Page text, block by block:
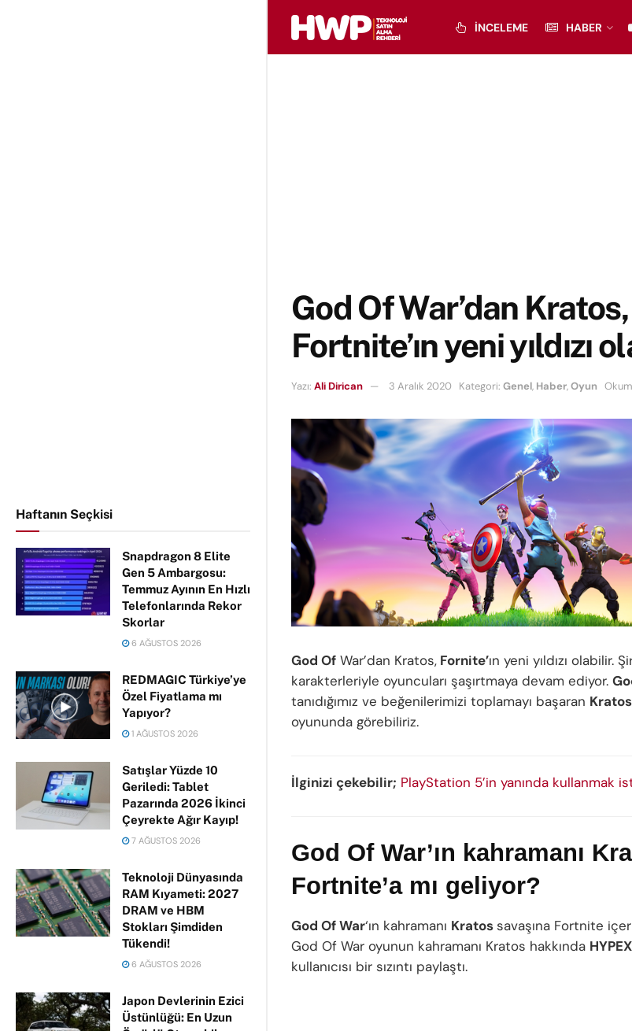
Haftanın Seçkisi
Snapdragon 8 Elite
Gen 5 Ambargosu:
Temmuz Ayının En Hızlı
Telefonlarında Rekor
Skorlar
6 AĞUSTOS 2026
REDMAGIC Türkiye’ye
Özel Fiyatlama mı
Yapıyor?
1 AĞUSTOS 2026
Satışlar Yüzde 10
Geriledi: Tablet
Pazarında 2026 İkinci
Çeyrekte Ağır Kayıp!
7 AĞUSTOS 2026
Teknoloji Dünyasında
RAM Kıyameti: 2027
DRAM ve HBM
Stokları Şimdiden
Tükendi!
6 AĞUSTOS 2026
Japon Devlerinin Ezici
Üstünlüğü: En Uzun
İNCELEME HABER
God Of War’dan Kratos,
Fortnite’ın yeni yıldızı
Yazı: Ali Dirican 3 Aralık 2020 Kategori: Genel, Haber,Oyun
God Of War’dan Kratos, Fornite’ın yeni yıldızı olabilir.
karakterleriyle oyuncuları şaşırtmaya devam ediyor.
tanıdığımız ve beğenilerimizi toplamayı başaran Kratos
oyununda görebiliriz.
İlginizi çekebilir; PlayStation 5’in yanında kullanmak
God Of War’ın kahramanı
Fortnite’a mı geliyor?
God Of War‘ın kahramanı Kratossavaşına Fortnite
God Of War oyunun kahramanı Kratos hakkında HYPEX
kullanıcısı bir sızıntı paylaştı.